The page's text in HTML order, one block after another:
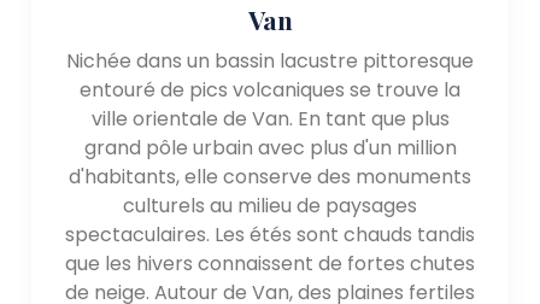
- Lac de Van : le lac de Van est le plus grand lac de
Turquie et l'un des plus grands lacs endoréiques
(bassin fermé) du monde. Les eaux d'un bleu
profond du lac sont entourées de superbes
paysages de montagne, offrant une toile de fond
pittoresque pour les excursions en bateau, la
baignade et la détente.
- Montagnes Kaçkar : les montagnes Kaçkar, situées
dans la partie nord-est de la région, offrent des
sentiers de randonnée spectaculaires, prairies
Van
Nichée dans un bassin lacustre pittoresque
entouré de pics volcaniques se trouve la
ville orientale de Van. En tant que plus
grand pôle urbain avec plus d'un million
d'habitants, elle conserve des monuments
culturels au milieu de paysages
spectaculaires. Les étés sont chauds tandis
que les hivers connaissent de fortes chutes
de neige. Autour de Van, des plaines fertiles